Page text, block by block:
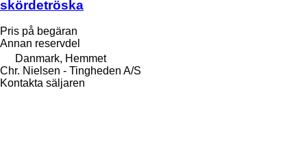
skördetröska
Pris på begäran
Annan reservdel
Danmark, Hemmet
Chr. Nielsen - Tingheden A/S
Kontakta säljaren